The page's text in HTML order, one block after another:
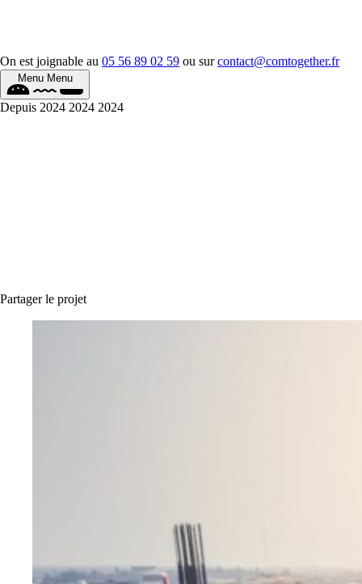
On est joignable au 05 56 89 02 59 ou surcontact@comtogether.fr
Menu Menu
Depuis 2024 2024 2024
Partager le projet